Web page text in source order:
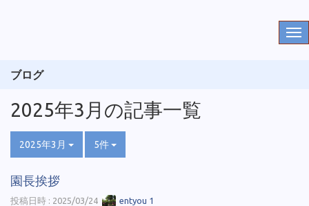
ブログ
2025年3月の記事一覧
2025年3月 5件
園長挨拶
投稿日時 : 2025/03/24 entyou 1